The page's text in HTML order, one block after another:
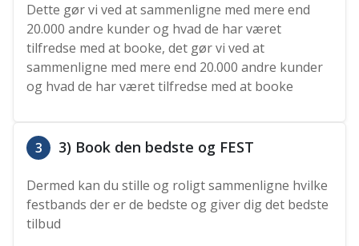
Dette gør vi ved at sammenligne med mere end
20.000 andre kunder og hvad de har været
tilfredse med at booke, det gør vi ved at
sammenligne med mere end 20.000 andre kunder
og hvad de har været tilfredse med at booke
3 3) Book den bedste og FEST
Dermed kan du stille og roligt sammenligne hvilke
festbands der er de bedste og giver dig det bedste
tilbud